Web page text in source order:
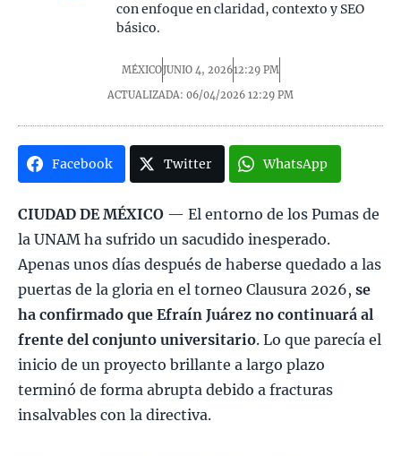
con enfoque en claridad, contexto y SEO
básico.
MÉXICOJUNIO 4, 202612:29 PM
ACTUALIZADA: 06/04/2026 12:29 PM
Facebook Twitter WhatsApp
CIUDAD DE MÉXICO — El entorno de los Pumas de
la UNAM ha sufrido un sacudido inesperado.
Apenas unos días después de haberse quedado a las
puertas de la gloria en el torneo Clausura 2026, se
ha confirmado que Efraín Juárez no continuará al
frente del conjunto universitario. Lo que parecía el
inicio de un proyecto brillante a largo plazo
terminó de forma abrupta debido a fracturas
insalvables con la directiva.